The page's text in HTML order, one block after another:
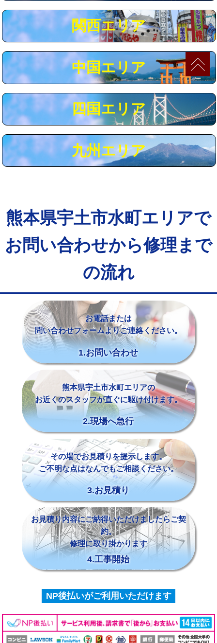
コンクリート斫り（厚さ10㎝まで） 27,500円
コンクリート斫り（厚さ10㎝超え） 38,500円
モルタル補修（厚さ10㎝まで）
モルタル補修（厚さ10㎝超え） 38,500円
追加人工 16,500円
廃棄・処分 現場見積
※給水管工事は20mmまでの価格です。
関西エリア
中国エリア
四国エリア
九州エリア
熊本県宇土市水町エリアで
お問い合わせから修理まで
の流れ
お電話または
問い合わせフォームよりご連絡ください。
1.お問い合わせ
熊本県宇土市水町エリアの
お近くのスタッフが直ぐに駆け付けます。
2.現場へ急行
その場でお見積りを提示します。
ご不明な点はなんでもご相談ください。
3.お見積り
お見積り内容にご納得いただけましたらご契
約。
修理に取り掛かります
4.工事開始
NP後払いがご利用いただけます